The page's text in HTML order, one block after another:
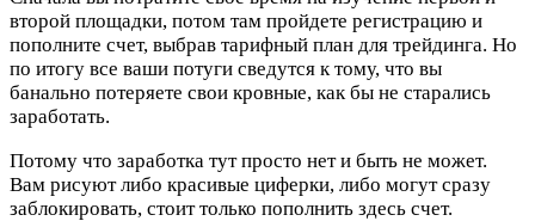
второй площадки, потом там пройдете регистрацию и
пополните счет, выбрав тарифный план для трейдинга. Но
по итогу все ваши потуги сведутся к тому, что вы
банально потеряете свои кровные, как бы не старались
заработать.
Потому что заработка тут просто нет и быть не может.
Вам рисуют либо красивые циферки, либо могут сразу
заблокировать, стоит только пополнить здесь счет.